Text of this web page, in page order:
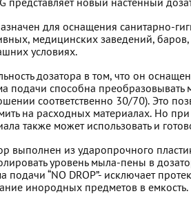
представляет новый настенный
для оснащения санитарно-
медицинских заведений,
условиях.
дозатора в том, что он
подачи способна
соответственно 30/70). Это
на расходных материалах. Но при
также может использовать и
выполнен из ударопрочного
уровень мыла-пены в
подачи “NO DROP”- исключает
инородных предметов в емкость.